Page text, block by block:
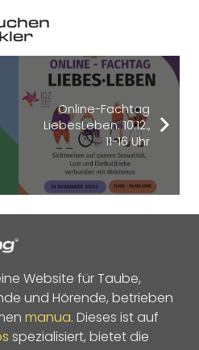
Online-Fachtag
LiebesLeben: 10.12.,
11-16 Uhr
Website für Taube,
und Hörende, betrieben
manua. Dieses ist auf
spezialisiert, bietet die